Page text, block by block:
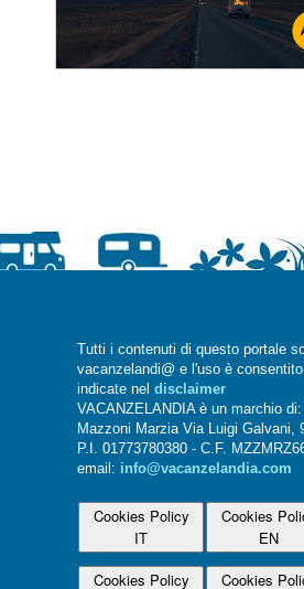
Tutti i contenuti di questo portale
vacanzelandi@ e l'uso è
indicate nel disclaimer
VACANZELANDIA è un marchio
Mazzoni Marzia Via Luigi Galvani,
P.I. 01773780380 - C.F.
email: info@vacanzelandia.com
Cookies Policy
IT
Cookies
EN
Cookies Policy
Cookies